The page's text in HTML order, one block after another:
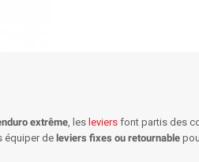
extrême, les leviersfont partis des
équiper de leviers fixes ou retournable